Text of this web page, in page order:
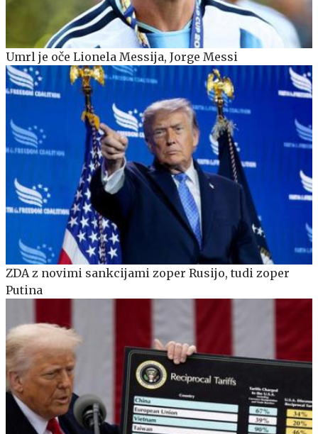
Umrl je oče Lionela Messija, Jorge Messi
ZDA z novimi sankcijami zoper Rusijo, tudi zoper
Putina